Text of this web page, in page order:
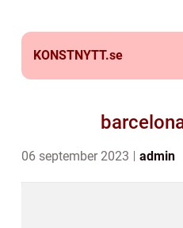
KONSTNYTT.se
06 september 2023 admin